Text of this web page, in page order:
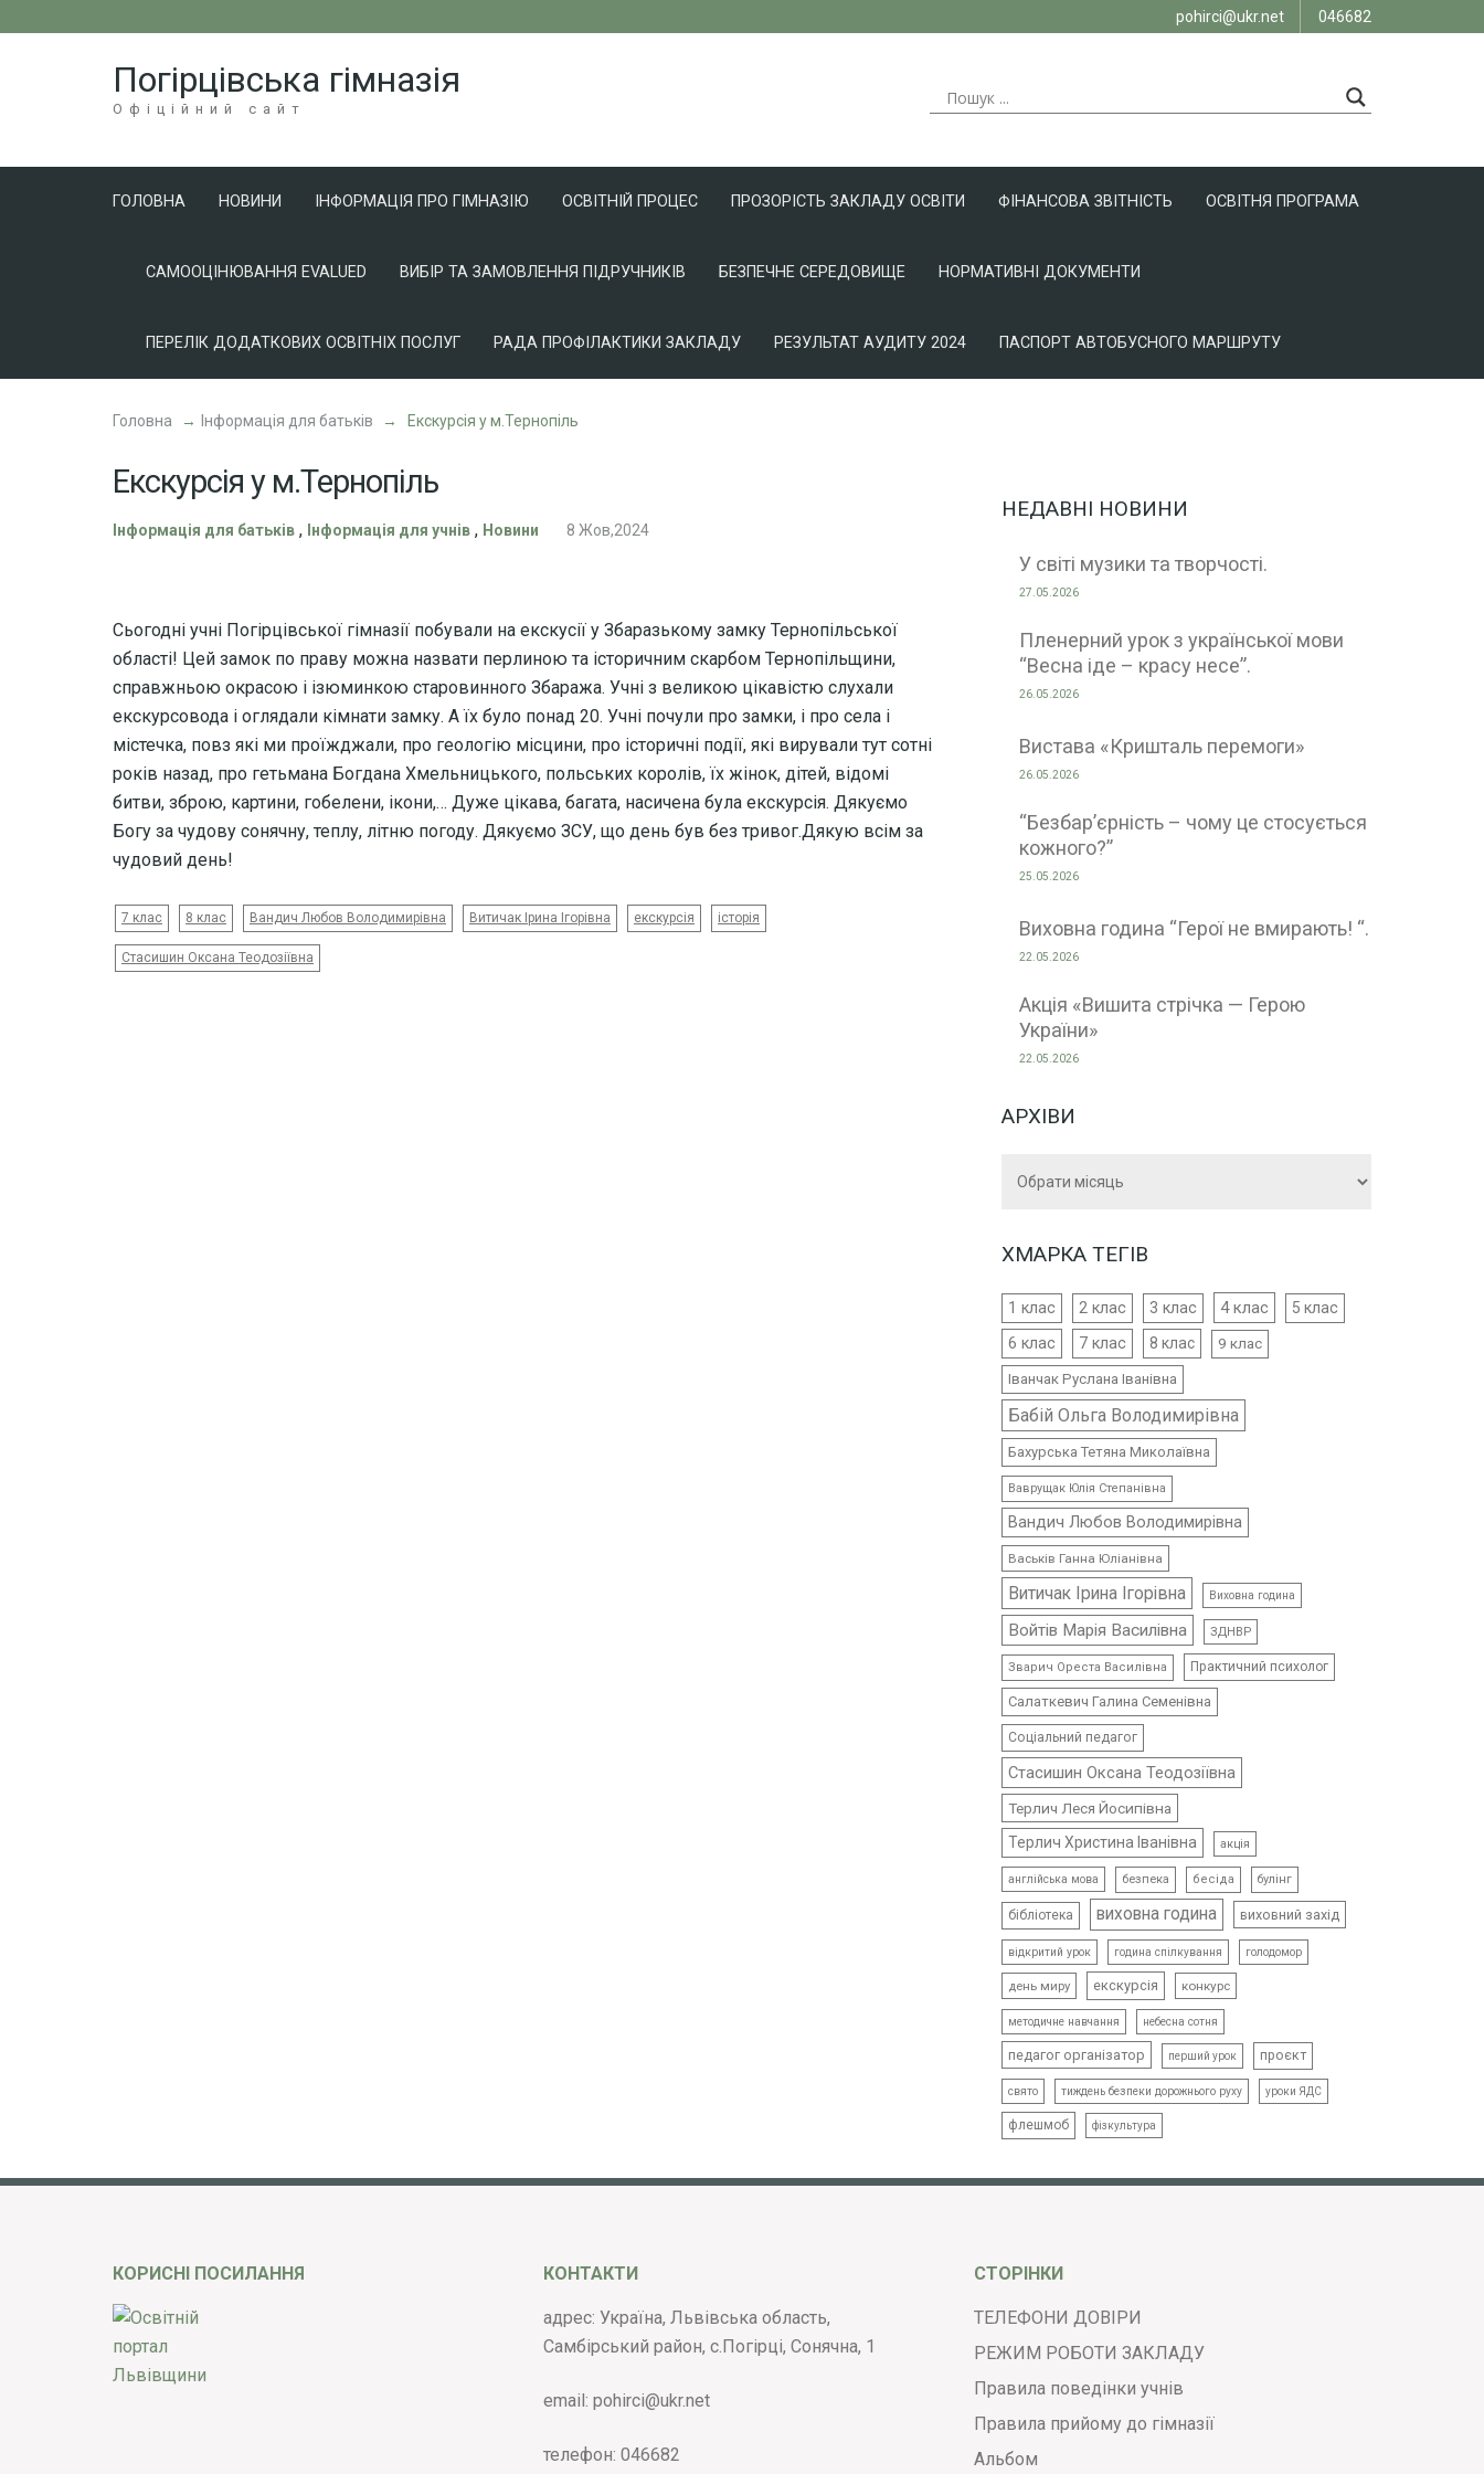
pohirci@ukr.net 046682
Погірцівська гімназія
Офіційний сайт
ГОЛОВНА НОВИНИ ІНФОРМАЦІЯ ПРО ГІМНАЗІЮ ОСВІТНІЙ ПРОЦЕС ПРОЗОРІСТЬ ЗАКЛАДУ ОСВІТИ ФІНАНСОВА ЗВІТНІСТЬ ОСВІТНЯ ПРОГРАМА
САМООЦІНЮВАННЯ EVALUED ВИБІР ТА ЗАМОВЛЕННЯ ПІДРУЧНИКІВ БЕЗПЕЧНЕ СЕРЕДОВИЩЕ НОРМАТИВНІ ДОКУМЕНТИ
ПЕРЕЛІК ДОДАТКОВИХ ОСВІТНІХ ПОСЛУГ РАДА ПРОФІЛАКТИКИ ЗАКЛАДУ РЕЗУЛЬТАТ АУДИТУ 2024 ПАСПОРТ АВТОБУСНОГО МАРШРУТУ
Головна → Інформація для батьків → Екскурсія у м.Тернопіль
Екскурсія у м.Тернопіль
Інформація для батьків , Інформація для учнів , Новини 8 Жов,2024
Сьогодні учні Погірцівської гімназії побували на екскусії у Збаразькому замку Тернопільської
області! Цей замок по праву можна назвати перлиною та історичним скарбом Тернопільщини,
справжньою окрасою і ізюминкою старовинного Збаража. Учні з великою цікавістю слухали
екскурсовода і оглядали кімнати замку. А їх було понад 20. Учні почули про замки, і про села і
містечка, повз які ми проїжджали, про геологію місцини, про історичні події, які вирували тут сотні
років назад, про гетьмана Богдана Хмельницького, польських королів, їх жінок, дітей, відомі
битви, зброю, картини, гобелени, ікони,… Дуже цікава, багата, насичена була екскурсія. Дякуємо
Богу за чудову сонячну, теплу, літню погоду. Дякуємо ЗСУ, що день був без тривог.Дякую всім за
чудовий день!
7 клас 8 клас Вандич Любов Володимирівна Витичак Ірина Ігорівна екскурсія історія
Стасишин Оксана Теодозіївна
НЕДАВНІ НОВИНИ
У світі музики та творчості.
27.05.2026
Пленерний урок з української мови
“Весна іде – красу несе”.
26.05.2026
Вистава «Кришталь перемоги»
26.05.2026
“Безбар’єрність – чому це стосується
кожного?”
25.05.2026
Виховна година “Герої не вмирають! “.
22.05.2026
Акція «Вишита стрічка — Герою
України»
22.05.2026
АРХІВИ
ХМАРКА ТЕГІВ
1 клас 2 клас 3 клас 4 клас 5 клас
6 клас 7 клас 8 клас 9 клас
Іванчак Руслана Іванівна
Бабій Ольга Володимирівна
Бахурська Тетяна Миколаївна
Ваврущак Юлія Степанівна
Вандич Любов Володимирівна
Васьків Ганна Юліанівна
Витичак Ірина Ігорівна Виховна година
Войтів Марія Василівна ЗДНВР
Зварич Ореста Василівна Практичний психолог
Салаткевич Галина Семенівна
Соціальний педагог
Стасишин Оксана Теодозіївна
Терлич Леся Йосипівна
Терлич Христина Іванівна
акція
англійська мова безпека бесіда булінг
бібліотека виховна година виховний захід
відкритий урок година спілкування голодомор
день миру екскурсія конкурс
методичне навчання небесна сотня
педагог організатор перший урок проєкт
свято тиждень безпеки дорожнього руху уроки ЯДС
флешмоб фізкультура
КОРИСНІ ПОСИЛАННЯ КОНТАКТИ
адрес: Україна, Львівська область,
Самбірський район, с.Погірці, Сонячна, 1
email: pohirci@ukr.net
телефон: 046682
СТОРІНКИ
ТЕЛЕФОНИ ДОВІРИ
РЕЖИМ РОБОТИ ЗАКЛАДУ
Правила поведінки учнів
Правила прийому до гімназії
Альбом